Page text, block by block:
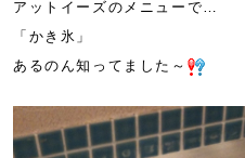
アットイーズのメニューで…
「かき氷」
あるのん知ってました～